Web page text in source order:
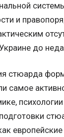
и
до
стюарда
самое